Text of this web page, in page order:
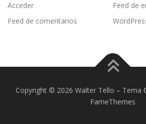
Acceder
Feed de
Feed de comentarios
Copyright © 2026 Walter Tello – Tema
FameThemes